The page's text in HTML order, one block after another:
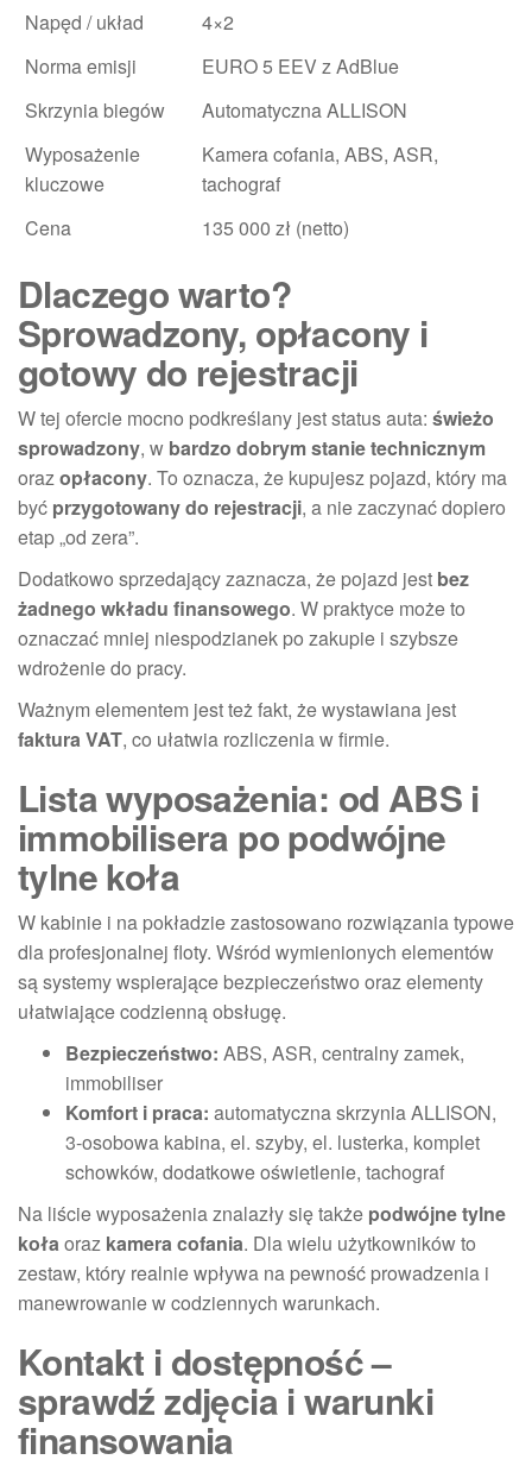
Napęd / układ
4×2
Norma emisji
EURO 5 EEV z AdBlue
Skrzynia biegów
Automatyczna ALLISON
Wyposażenie
kluczowe
Kamera cofania, ABS, ASR,
tachograf
Cena
135 000 zł (netto)
Dlaczego warto?
Sprowadzony, opłacony i
gotowy do rejestracji
W tej ofercie mocno podkreślany jest status auta: świeżo
sprowadzony, w bardzo dobrym stanie technicznym
orazopłacony. To oznacza, że kupujesz pojazd, który ma
być przygotowany do rejestracji, a nie zaczynać dopiero
etap „od zera”.
Dodatkowo sprzedający zaznacza, że pojazd jest bez
żadnego wkładu finansowego. W praktyce może to
oznaczać mniej niespodzianek po zakupie i szybsze
wdrożenie do pracy.
Ważnym elementem jest też fakt, że wystawiana jest
faktura VAT, co ułatwia rozliczenia w firmie.
Lista wyposażenia: od ABS i
immobilisera po podwójne
tylne koła
W kabinie i na pokładzie zastosowano rozwiązania typowe
dla profesjonalnej floty. Wśród wymienionych elementów
są systemy wspierające bezpieczeństwo oraz elementy
ułatwiające codzienną obsługę.
Bezpieczeństwo: ABS, ASR, centralny zamek,
immobiliser
Komfort i praca: automatyczna skrzynia ALLISON,
3-osobowa kabina, el. szyby, el. lusterka, komplet
schowków, dodatkowe oświetlenie, tachograf
Na liście wyposażenia znalazły się także podwójne tylne
kołaoraz kamera cofania. Dla wielu użytkowników to
zestaw, który realnie wpływa na pewność prowadzenia i
manewrowanie w codziennych warunkach.
Kontakt i dostępność –
sprawdź zdjęcia i warunki
finansowania